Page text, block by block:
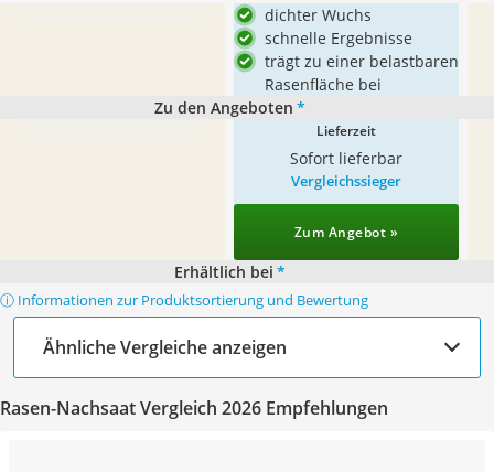
dichter Wuchs
schnelle Ergebnisse
trägt zu einer belastbaren
Rasenfläche bei
Zu den Angeboten *
Lieferzeit
Sofort lieferbar
Vergleichssieger
Zum Angebot »
Erhältlich bei *
ⓘ Informationen zur Produktsortierung und Bewertung
Ähnliche Vergleiche anzeigen
Rasen-Nachsaat Vergleich 2026 Empfehlungen